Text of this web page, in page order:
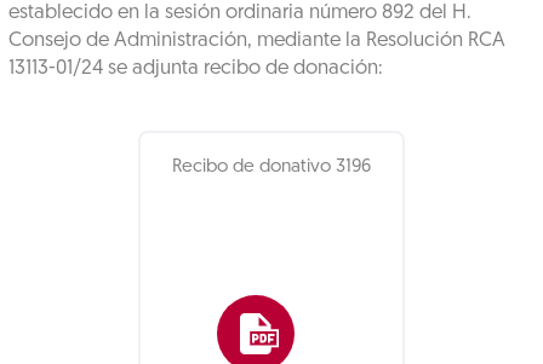
establecido en la sesión ordinaria número 892 del H.
Consejo de Administración, mediante la Resolución RCA
13113-01/24 se adjunta recibo de donación:
Recibo de donativo 3196